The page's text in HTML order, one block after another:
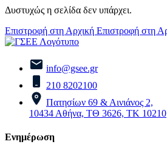
Δυστυχώς η σελίδα δεν υπάρχει.
Επιστροφή στη Αρχική Επιστροφή στη
info@gsee.gr
210 8202100
Πατησίων 69 & Αινιάνος 2,
10434 Αθήνα, ΤΘ 3626, ΤΚ 10210
Ενημέρωση